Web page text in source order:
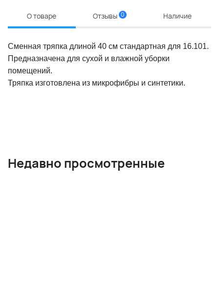
О товаре Отзывы 0 Наличие
Сменная тряпка длиной 40 см стандартная для 16.101.
Предназначена для сухой и влажной уборки
помещений.
Тряпка изготовлена из микрофибры и синтетики.
Недавно просмотренные